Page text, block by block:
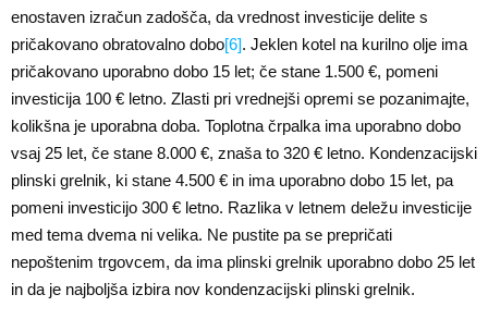
enostaven izračun zadošča, da vrednost investicije delite s
pričakovano obratovalno dobo[6]. Jeklen kotel na kurilno olje ima
pričakovano uporabno dobo 15 let; če stane 1.500 €, pomeni
investicija 100 € letno. Zlasti pri vrednejši opremi se pozanimajte,
kolikšna je uporabna doba. Toplotna črpalka ima uporabno dobo
vsaj 25 let, če stane 8.000 €, znaša to 320 € letno. Kondenzacijski
plinski grelnik, ki stane 4.500 € in ima uporabno dobo 15 let, pa
pomeni investicijo 300 € letno. Razlika v letnem deležu investicije
med tema dvema ni velika. Ne pustite pa se prepričati
nepoštenim trgovcem, da ima plinski grelnik uporabno dobo 25 let
in da je najboljša izbira nov kondenzacijski plinski grelnik.